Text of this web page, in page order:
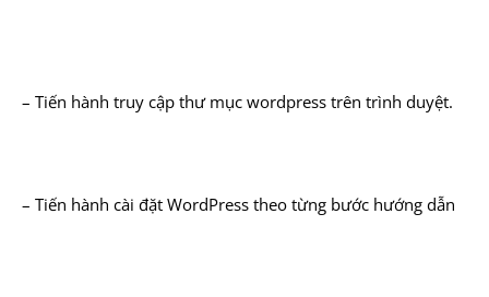
– Tiến hành truy cập thư mục wordpress trên trình duyệt.
– Tiến hành cài đặt WordPress theo từng bước hướng dẫn